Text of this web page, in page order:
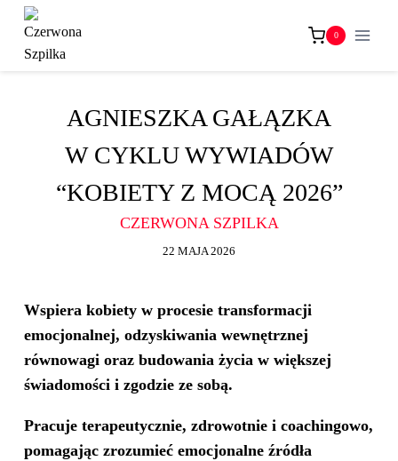
Przejdź
treści
0
AGNIESZKA GAŁĄZKA
W CYKLU WYWIADÓW
“KOBIETY Z MOCĄ 2026”
CZERWONA SZPILKA
22 MAJA 2026
Wspiera kobiety w procesie transformacji
emocjonalnej, odzyskiwania wewnętrznej
równowagi oraz budowania życia w większej
świadomości i zgodzie ze sobą.
Pracuje terapeutycznie, zdrowotnie i coachingowo,
pomagając zrozumieć emocjonalne źródła